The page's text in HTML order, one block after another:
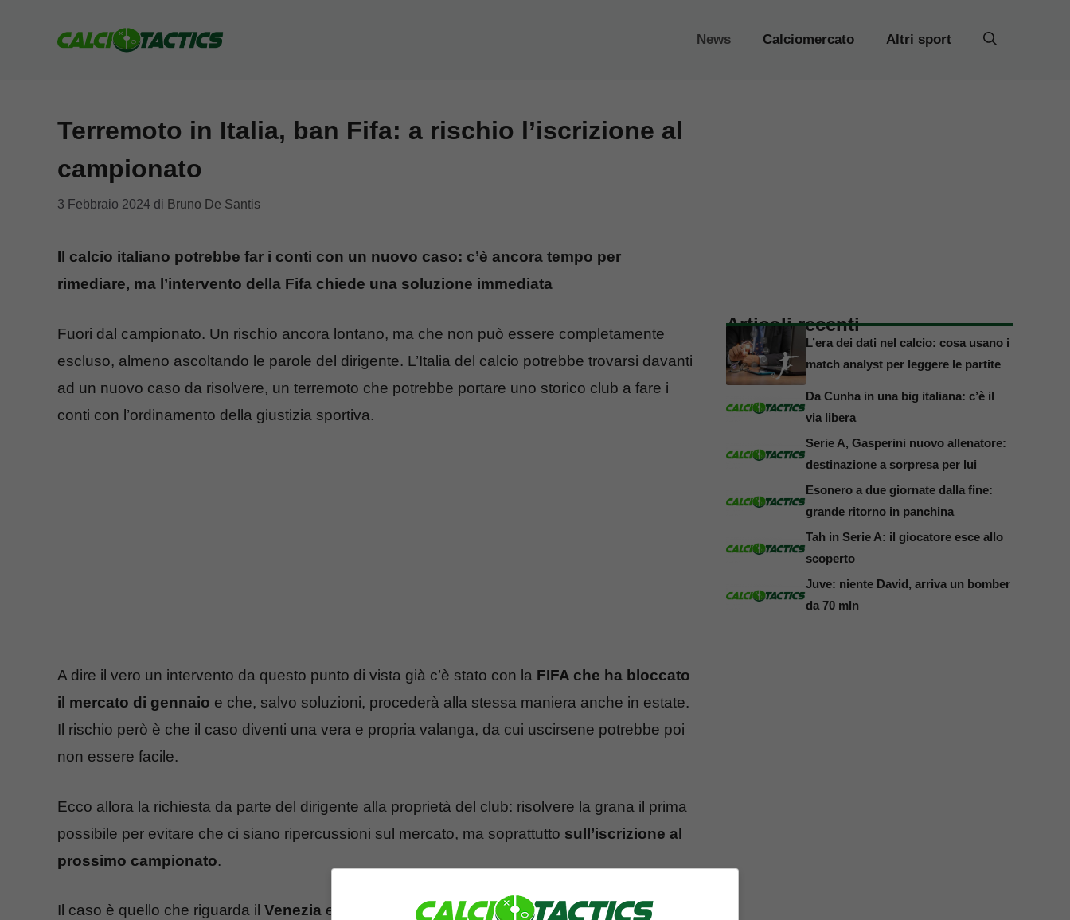
News Calciomercato Altri sport
Terremoto in Italia, ban Fifa: a rischio l’iscrizione al
campionato
3 Febbraio 2024 di Bruno De Santis
Il calcio italiano potrebbe far i conti con un nuovo caso: c’è ancora tempo per
rimediare, ma l’intervento della Fifa chiede una soluzione immediata
Fuori dal campionato. Un rischio ancora lontano, ma che non può essere completamente
escluso, almeno ascoltando le parole del dirigente. L’Italia del calcio potrebbe trovarsi davanti
ad un nuovo caso da risolvere, un terremoto che potrebbe portare uno storico club a fare i
conti con l’ordinamento della giustizia sportiva.
A dire il vero un intervento da questo punto di vista già c’è stato con la FIFA che ha bloccato
il mercato di gennaio e che, salvo soluzioni, procederà alla stessa maniera anche in estate.
Il rischio però è che il caso diventi una vera e propria valanga, da cui uscirsene potrebbe poi
non essere facile.
Ecco allora la richiesta da parte del dirigente alla proprietà del club: risolvere la grana il prima
possibile per evitare che ci siano ripercussioni sul mercato, ma soprattutto sull’iscrizione al
prossimo campionato.
Il caso è quello che riguarda il Venezia e l’acquisto di Cuisance dal Bayern Monaco. Un
Articoli recenti
L’era dei dati nel calcio: cosa usano i
match analyst per leggere le partite
Da Cunha in una big italiana: c’è il
via libera
Serie A, Gasperini nuovo allenatore:
destinazione a sorpresa per lui
Esonero a due giornate dalla fine:
grande ritorno in panchina
Tah in Serie A: il giocatore esce allo
scoperto
Juve: niente David, arriva un bomber
da 70 mln